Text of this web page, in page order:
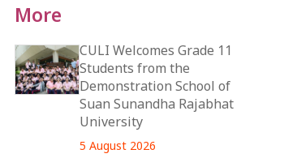
More
CULI Welcomes Grade 11
Students from the
Demonstration School of
Suan Sunandha Rajabhat
University
5 August 2026